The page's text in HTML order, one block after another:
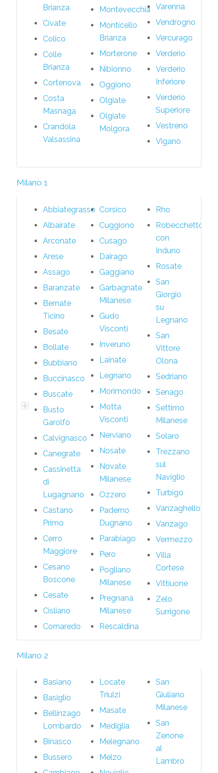
Brianza
Civate
Colico
Colle
Brianza
Cortenova
Costa
Masnaga
Crandola
Valsassina
Montevecchia
Monticello
Brianza
Morterone
Nibionno
Oggiono
Olgiate
Olgiate
Molgora
Varenna
Vendrogno
Vercurago
Verderio
Verderio
Inferiore
Verderio
Superiore
Vestreno
Viganò
Milano 1
Abbiategrasso
Albairate
Arconate
Arese
Assago
Baranzate
Bernate
Ticino
Besate
Bollate
Bubbiano
Buccinasco
Buscate
Busto
Garolfo
Calvignasco
Canegrate
Cassinetta
di
Lugagnano
Castano
Primo
Cerro
Maggiore
Cesano
Boscone
Cesate
Cisliano
Cornaredo
Corsico
Cuggiono
Cusago
Dairago
Gaggiano
Garbagnate
Milanese
Gudo
Visconti
Inveruno
Lainate
Legnano
Morimondo
Motta
Visconti
Nerviano
Nosate
Novate
Milanese
Ozzero
Paderno
Dugnano
Parabiago
Pero
Pogliano
Milanese
Pregnana
Milanese
Rescaldina
Rho
Robecchetto
con
Induno
Rosate
San
Giorgio
su
Legnano
San
Vittore
Olona
Sedriano
Senago
Settimo
Milanese
Solaro
Trezzano
sul
Naviglio
Turbigo
Vanzaghello
Vanzago
Vermezzo
Villa
Cortese
Vittiuone
Zelo
Surrigone
Milano 2
Basiano
Basiglio
Bellinzago
Lombardo
Binasco
Bussero
Locate
Triulzi
Masate
Mediglia
Melegnano
Melzo
San
Giuliano
Milanese
San
Zenone
al
Lambro